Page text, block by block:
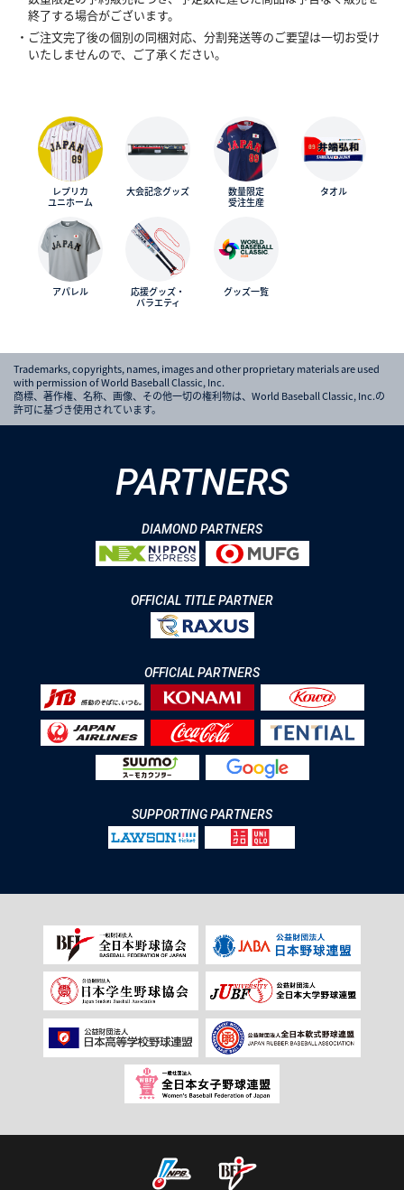
終了する場合がございます。
・ご注文完了後の個別の同梱対応、分割発送等のご要望は一切お受け
いたしませんので、ご了承ください。
レプリカ
ユニホーム
大会記念グッズ
数量限定
受注生産
タオル
アパレル
応援グッズ・
バラエティ
グッズ一覧
Trademarks, copyrights, names, images and other proprietary materials are used
with permission of World Baseball Classic, Inc.
商標、著作権、名称、画像、その他一切の権利物は、World Baseball Classic, Inc.の
許可に基づき使用されています。
PARTNERS
DIAMOND PARTNERS
OFFICIAL TITLE PARTNER
OFFICIAL PARTNERS
SUPPORTING PARTNERS